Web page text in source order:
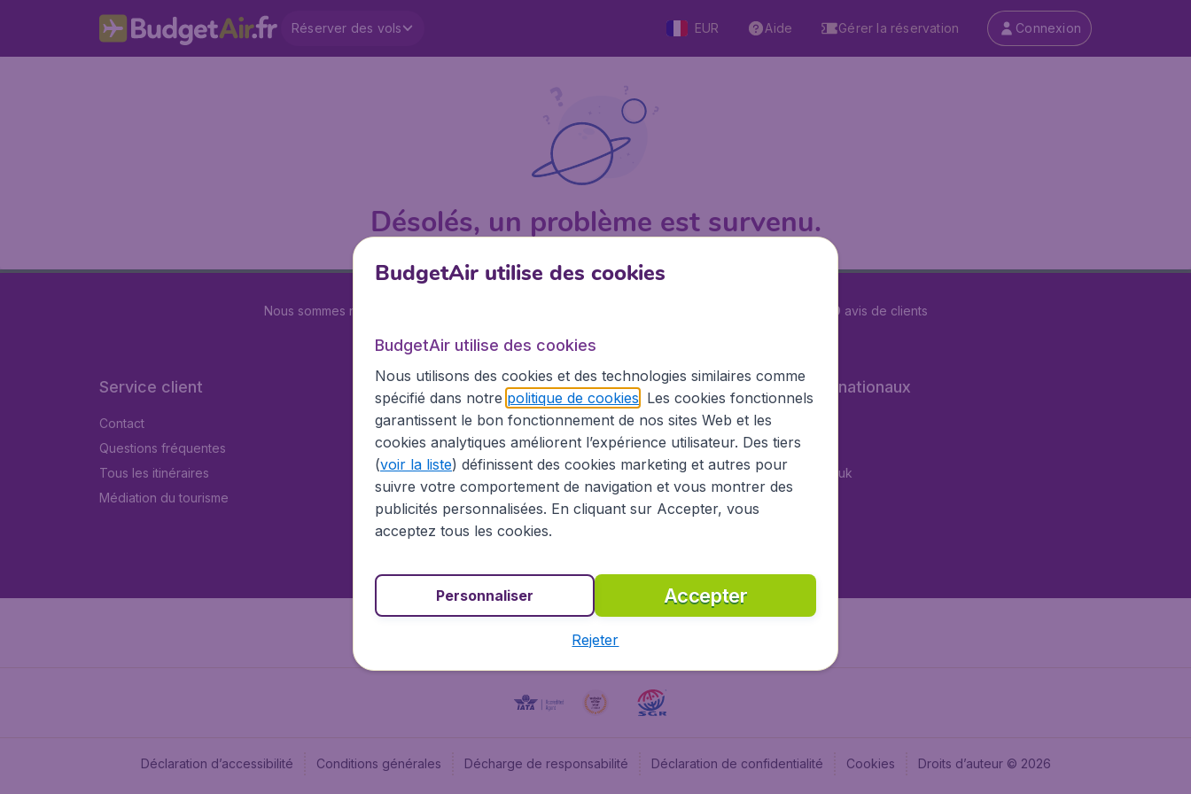
Réserver des vols EUR Aide Gérer la réservation Connexion
Désolés, un problème est survenu.
Nous sommes notés 29579 avis de clients
Service client
Contact
Questions fréquentes
Tous les itinéraires
Médiation du tourisme
BudgetAir.fr
À propos
Information Légale
Carrières
Devenez partenaire
Vols pas chers
Sites internationaux
BudgetAir.es
BudgetAir.it
BudgetAir.co.uk
Déclaration d’accessibilité Conditions générales Décharge de responsabilité Déclaration de confidentialité Cookies Droits d’auteur © 2026
BudgetAir utilise des cookies
BudgetAir utilise des cookies
Nous utilisons des cookies et des technologies similaires comme
spécifié dans notre politique de cookies . Les cookies fonctionnels
garantissent le bon fonctionnement de nos sites Web et les
cookies analytiques améliorent l’expérience utilisateur. Des tiers
(voir la liste) définissent des cookies marketing et autres pour
suivre votre comportement de navigation et vous montrer des
publicités personnalisées. En cliquant sur Accepter, vous
acceptez tous les cookies.
Accepter
Personnaliser
Rejeter